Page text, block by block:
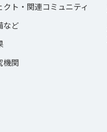
クト・関連コミュニティ
など
機関